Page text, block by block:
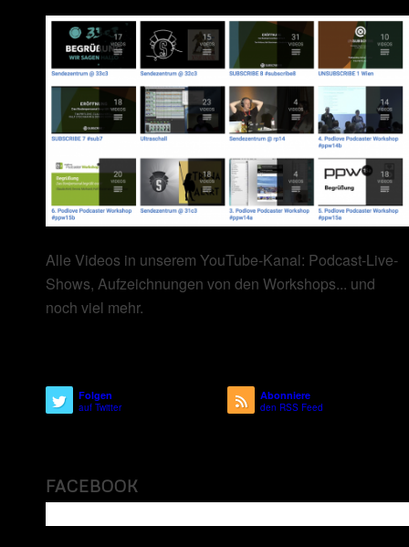
Alle Videos in unserem YouTube-Kanal: Podcast-Live-
Shows, Aufzeichnungen von den Workshops... und
noch viel mehr.
Folgen
auf Twitter
Abonniere
den RSS Feed
FACEBOOK